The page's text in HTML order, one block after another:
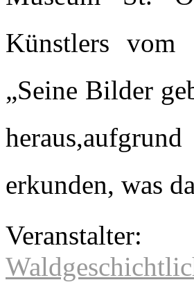
Künstlers vom
„Seine Bilder
erkunden, was
Veranstalter: